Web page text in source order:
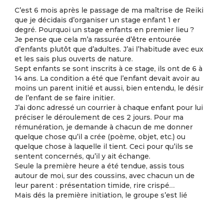
C’est 6 mois après le passage de ma maîtrise de Reiki
que je décidais d’organiser un stage enfant 1 er
degré. Pourquoi un stage enfants en premier lieu ?
Je pense que cela m’a rassurée d’être entourée
d’enfants plutôt que d’adultes. J’ai l’habitude avec eux
et les sais plus ouverts de nature.
Sept enfants se sont inscrits à ce stage, ils ont de 6 à
14 ans. La condition a été que l’enfant devait avoir au
moins un parent initié et aussi, bien entendu, le désir
de l’enfant de se faire initier.
J’ai donc adressé un courrier à chaque enfant pour lui
préciser le déroulement de ces 2 jours. Pour ma
rémunération, je demande à chacun de me donner
quelque chose qu’il a crée (poème, objet, etc.) ou
quelque chose à laquelle il tient. Ceci pour qu’ils se
sentent concernés, qu’il y ait échange.
Seule la première heure a été tendue, assis tous
autour de moi, sur des coussins, avec chacun un de
leur parent : présentation timide, rire crispé…
Mais dés la première initiation, le groupe s’est lié